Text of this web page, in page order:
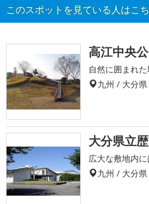
このスポットを見ている人はこ
高江中央
自然に囲まれ
九州 / 大分県
大分県立
広大な敷地内に
九州 / 大分県